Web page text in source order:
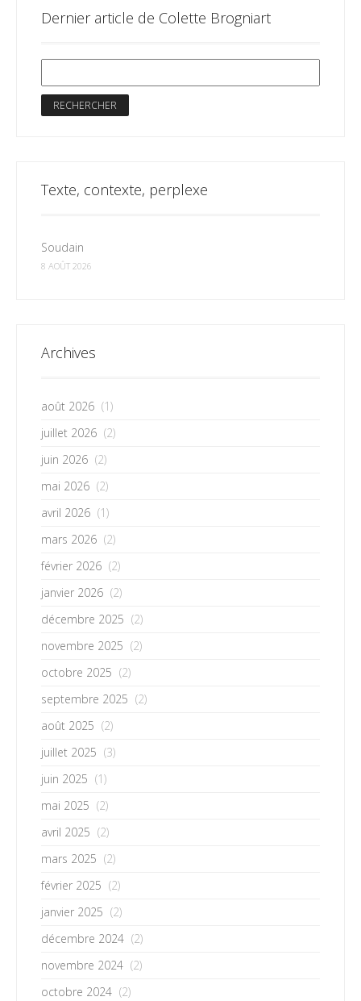
Dernier article de Colette Brogniart
Texte, contexte, perplexe
Soudain
8 AOÛT 2026
Archives
août 2026 (1)
juillet 2026 (2)
juin 2026 (2)
mai 2026 (2)
avril 2026 (1)
mars 2026 (2)
février 2026 (2)
janvier 2026 (2)
décembre 2025 (2)
novembre 2025 (2)
octobre 2025 (2)
septembre 2025 (2)
août 2025 (2)
juillet 2025 (3)
juin 2025 (1)
mai 2025 (2)
avril 2025 (2)
mars 2025 (2)
février 2025 (2)
janvier 2025 (2)
décembre 2024 (2)
novembre 2024 (2)
octobre 2024 (2)